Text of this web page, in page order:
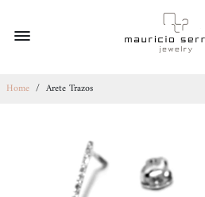
Home / Arete Trazos